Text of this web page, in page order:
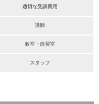
適切な受講費用
講師
教室・自習室
スタッフ